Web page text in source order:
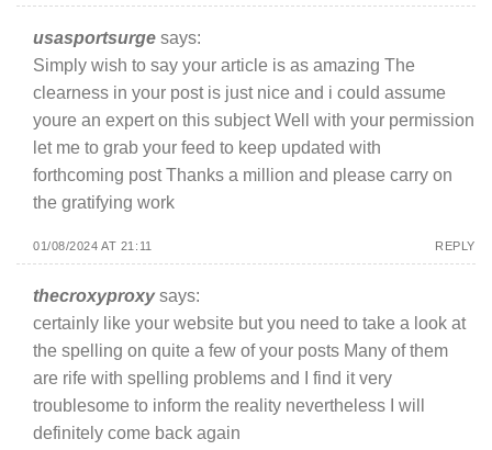
usasportsurge says:
Simply wish to say your article is as amazing The
clearness in your post is just nice and i could assume
youre an expert on this subject Well with your permission
let me to grab your feed to keep updated with
forthcoming post Thanks a million and please carry on
the gratifying work
01/08/2024 AT 21:11 REPLY
thecroxyproxy says:
certainly like your website but you need to take a look at
the spelling on quite a few of your posts Many of them
are rife with spelling problems and I find it very
troublesome to inform the reality nevertheless I will
definitely come back again